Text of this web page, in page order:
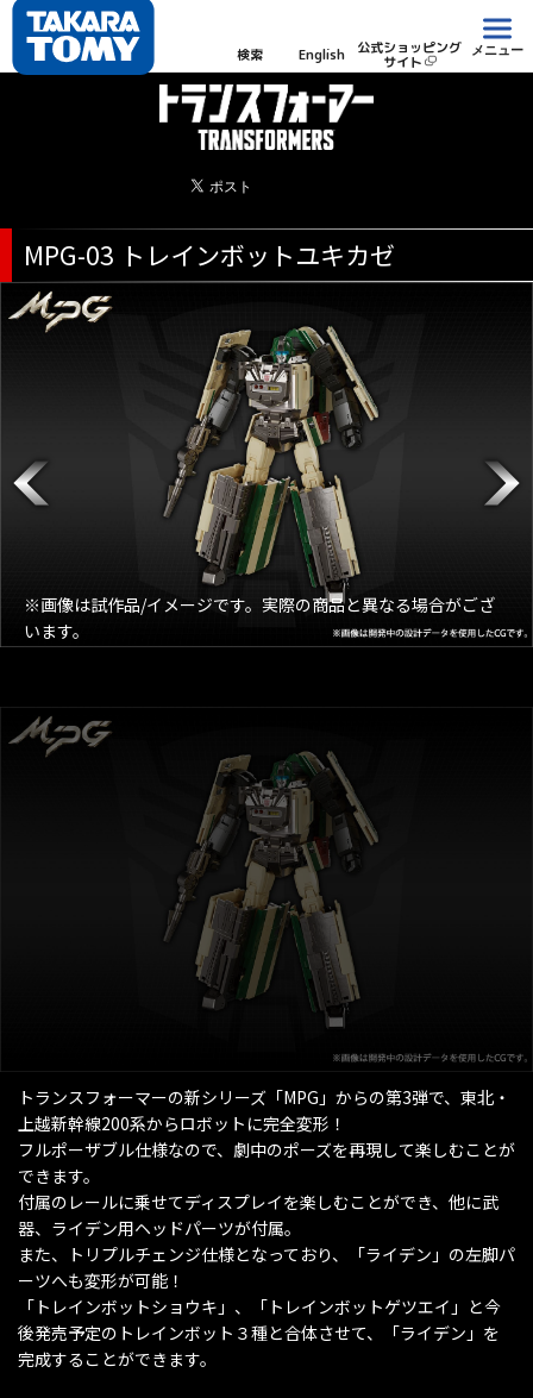
検索 English 公式ショッピング
サイト
メニュー
MPG-03 トレインボットユキカゼ
※画像は試作品/イメージです。実際の商品と異なる場合がござ
います。
トランスフォーマーの新シリーズ「MPG」からの第3弾で、東北・
上越新幹線200系からロボットに完全変形！
フルポーザブル仕様なので、劇中のポーズを再現して楽しむことが
できます。
付属のレールに乗せてディスプレイを楽しむことができ、他に武
器、ライデン用ヘッドパーツが付属。
また、トリプルチェンジ仕様となっており、「ライデン」の左脚パ
ーツへも変形が可能！
「トレインボットショウキ」、「トレインボットゲツエイ」と今
後発売予定のトレインボット３種と合体させて、「ライデン」を
完成することができます。